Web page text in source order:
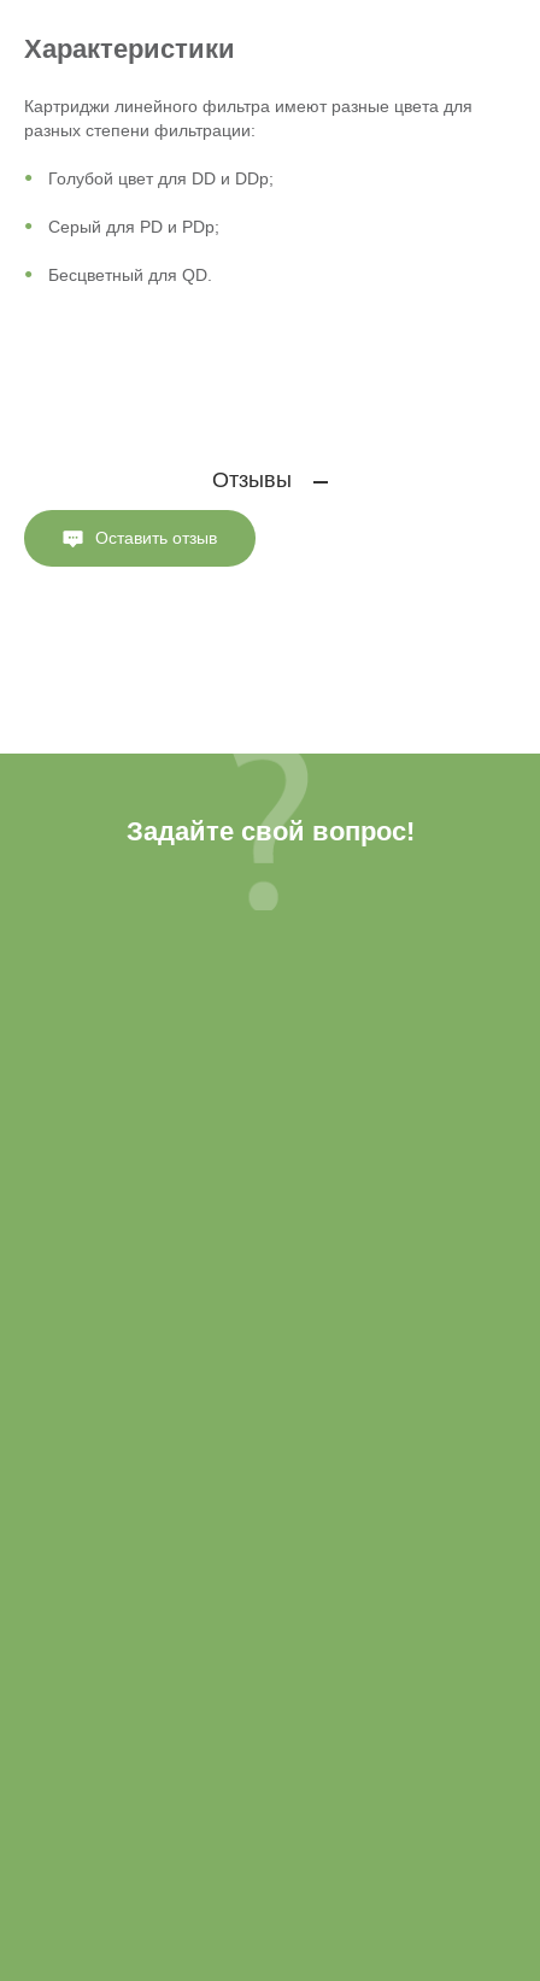
Характеристики
Картриджи линейного фильтра имеют разные цвета для
разных степени фильтрации:
Голубой цвет для DD и DDp;
Серый для PD и PDp;
Бесцветный для QD.
Отзывы
Оставить отзыв
Задайте свой вопрос!